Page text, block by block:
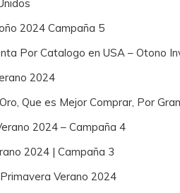
2024 Campaña 5
Por Catalogo en USA – Otono
2024
Que es Mejor Comprar, Por
2024 – Campaña 4
2024 | Campaña 3
Verano 2024